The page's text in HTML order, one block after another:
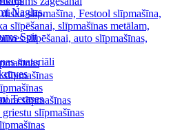
Naglas,
Spit
materiāli
Terases
slīpmašīnas
slīpmašīnas